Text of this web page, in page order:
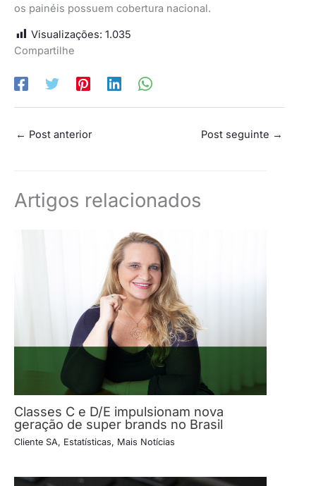
os painéis possuem cobertura nacional.
Visualizações: 1.035
Compartilhe
← Post anterior Post seguinte →
Artigos relacionados
Classes C e D/E impulsionam nova
geração de super brands no Brasil
Cliente SA, Estatísticas, Mais Notícias